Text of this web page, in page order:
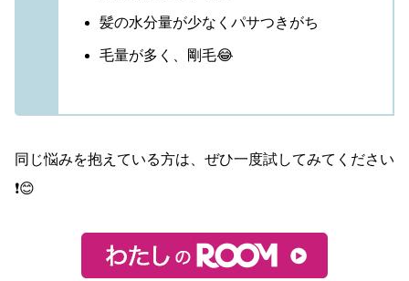
髪の水分量が少なくパサつきがち
毛量が多く、剛毛😂
同じ悩みを抱えている方は、ぜひ一度試してみてください
❗️😊